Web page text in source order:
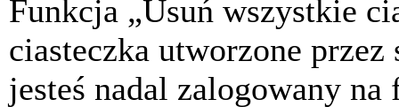
Funkcja „Usuń wszystkie
ciasteczka utworzone
jesteś nadal zalogowany